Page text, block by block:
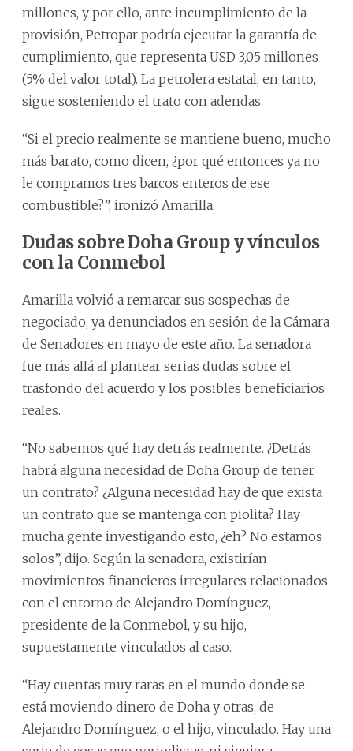
millones, y por ello, ante incumplimiento de la
provisión, Petropar podría ejecutar la garantía de
cumplimiento, que representa USD 3,05 millones
(5% del valor total). La petrolera estatal, en tanto,
sigue sosteniendo el trato con adendas.
“Si el precio realmente se mantiene bueno, mucho
más barato, como dicen, ¿por qué entonces ya no
le compramos tres barcos enteros de ese
combustible?”, ironizó Amarilla.
Dudas sobre Doha Group y vínculos
con la Conmebol
Amarilla volvió a remarcar sus sospechas de
negociado, ya denunciados en sesión de la Cámara
de Senadores en mayo de este año. La senadora
fue más allá al plantear serias dudas sobre el
trasfondo del acuerdo y los posibles beneficiarios
reales.
“No sabemos qué hay detrás realmente. ¿Detrás
habrá alguna necesidad de Doha Group de tener
un contrato? ¿Alguna necesidad hay de que exista
un contrato que se mantenga con piolita? Hay
mucha gente investigando esto, ¿eh? No estamos
solos”, dijo. Según la senadora, existirían
movimientos financieros irregulares relacionados
con el entorno de Alejandro Domínguez,
presidente de la Conmebol, y su hijo,
supuestamente vinculados al caso.
“Hay cuentas muy raras en el mundo donde se
está moviendo dinero de Doha y otras, de
Alejandro Domínguez, o el hijo, vinculado. Hay una